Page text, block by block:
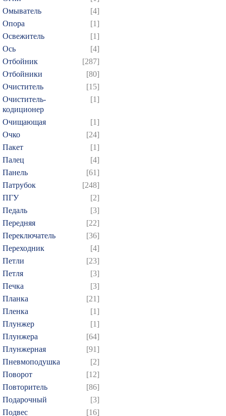
Омыватель
[4]
Опора
[1]
Освежитель
[1]
Ось
[4]
Отбойник
[287]
Отбойники
[80]
Очиститель
[15]
Очиститель-
кодиционер
[1]
Очищающая
[1]
Очко
[24]
Пакет
[1]
Палец
[4]
Панель
[61]
Патрубок
[248]
ПГУ
[2]
Педаль
[3]
Передняя
[22]
Переключатель
[36]
Переходник
[4]
Петли
[23]
Петля
[3]
Печка
[3]
Планка
[21]
Пленка
[1]
Плунжер
[1]
Плунжера
[64]
Плунжерная
[91]
Пневмоподушка
[2]
Поворот
[12]
Повторитель
[86]
Подарочный
[3]
Подвес
[16]